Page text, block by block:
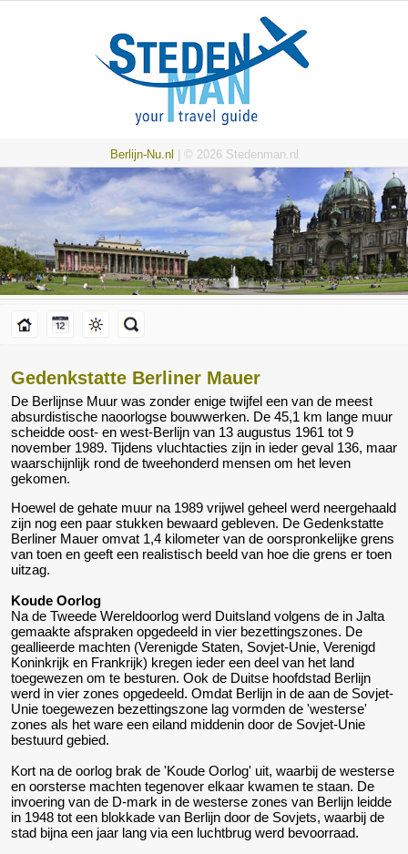
Berlijn-Nu.nl | © 2026 Stedenman.nl
Gedenkstatte Berliner Mauer
De Berlijnse Muur was zonder enige twijfel een van de meest
absurdistische naoorlogse bouwwerken. De 45,1 km lange muur
scheidde oost- en west-Berlijn van 13 augustus 1961 tot 9
november 1989. Tijdens vluchtacties zijn in ieder geval 136, maar
waarschijnlijk rond de tweehonderd mensen om het leven
gekomen.
Hoewel de gehate muur na 1989 vrijwel geheel werd neergehaald
zijn nog een paar stukken bewaard gebleven. De Gedenkstatte
Berliner Mauer omvat 1,4 kilometer van de oorspronkelijke grens
van toen en geeft een realistisch beeld van hoe die grens er toen
uitzag.
Koude Oorlog
Na de Tweede Wereldoorlog werd Duitsland volgens de in Jalta
gemaakte afspraken opgedeeld in vier bezettingszones. De
geallieerde machten (Verenigde Staten, Sovjet-Unie, Verenigd
Koninkrijk en Frankrijk) kregen ieder een deel van het land
toegewezen om te besturen. Ook de Duitse hoofdstad Berlijn
werd in vier zones opgedeeld. Omdat Berlijn in de aan de Sovjet-
Unie toegewezen bezettingszone lag vormden de 'westerse'
zones als het ware een eiland middenin door de Sovjet-Unie
bestuurd gebied.
Kort na de oorlog brak de 'Koude Oorlog' uit, waarbij de westerse
en oorsterse machten tegenover elkaar kwamen te staan. De
invoering van de D-mark in de westerse zones van Berlijn leidde
in 1948 tot een blokkade van Berlijn door de Sovjets, waarbij de
stad bijna een jaar lang via een luchtbrug werd bevoorraad.